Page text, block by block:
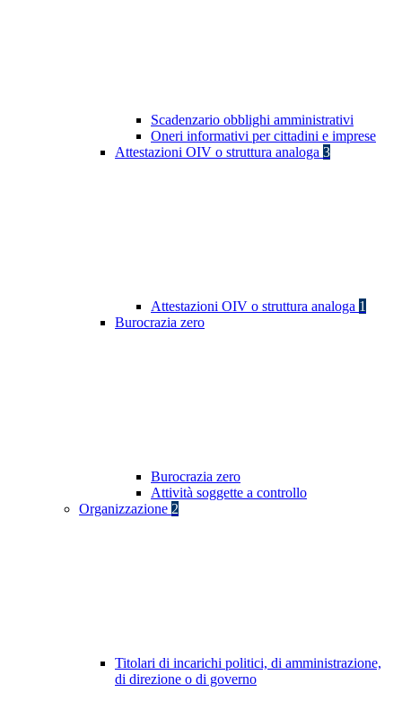
Scadenzario obblighi amministrativi
Oneri informativi per cittadini e imprese
Attestazioni OIV o struttura analoga 3
Attestazioni OIV o struttura analoga 1
Burocrazia zero
Burocrazia zero
Attività soggette a controllo
Organizzazione 2
Titolari di incarichi politici, di amministrazione,
di direzione o di governo